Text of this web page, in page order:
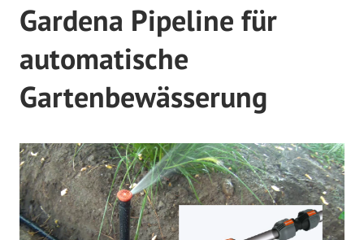
Gardena Pipeline für
automatische
Gartenbewässerung
e
r
ö
f
f